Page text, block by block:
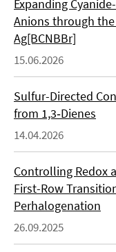
Expanding
Anions through
Ag[BCNBBr]
15.06.2026
Sulfur-Directed
from 1,3‑Dienes
14.04.2026
Controlling Redox
First-Row
Perhalogenation
26.09.2025